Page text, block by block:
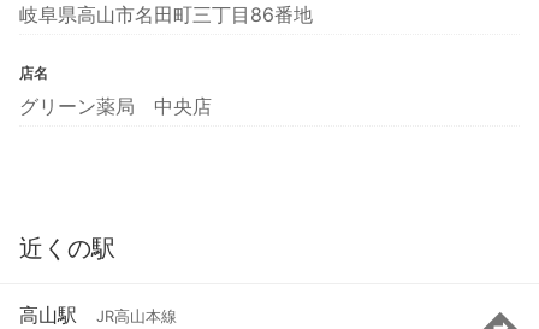
岐阜県高山市名田町三丁目86番地
店名
グリーン薬局 中央店
近くの駅
高山駅 JR高山本線